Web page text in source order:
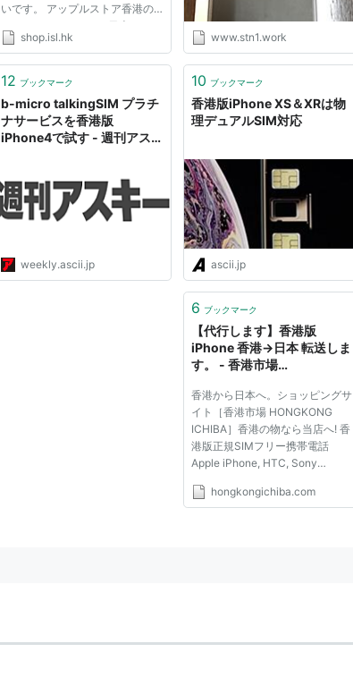
いです。 アップルストア香港の
オンラインストアでは日本のクレ
ジットカードを使って決済するこ
送先は香港の住所のみ。このサー
iPho...
shop.isl.hk www.stn1.work
12 ブックマーク
b-micro talkingSIM プラチ
ナサービスを香港版
iPhone4で試す - 週刊アスキ
weekly.ascii.jp
10 ブックマーク
香港版iPhone XS＆XRは物
理デュアルSIM対応
ascii.jp
6 ブックマーク
【代行します】香港版
iPhone 香港→日本 転送しま
す。 - 香港市場
香港から日本へ。ショッピングサ
イト［香港市場 HONGKONG
ICHIBA］香港の物なら当店へ! 香
港版正規SIMフリー携帯電話
Apple iPhone, HTC, Sony
iPad用アクセサリー販売中!!香港
hongkongichiba.com